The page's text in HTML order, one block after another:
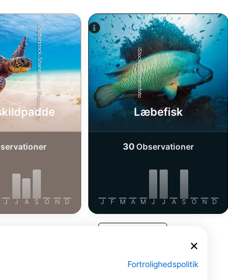
Shutterstock-Shane Myers Photography
J J A S O N D
iStock/ultramarinfoto
Læbefisk
30Observationer
J F M A M J J A S O N D
Fortrolighedspolitik